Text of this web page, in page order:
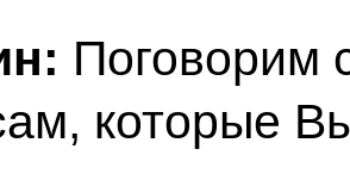
Поговорим
которые